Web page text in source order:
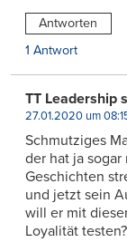
Antworten
1 Antwort
TT Leadership
27.01.2020 um
Schmutziges
der hat ja
Geschichten
und jetzt sein
will er mit
Loyalität